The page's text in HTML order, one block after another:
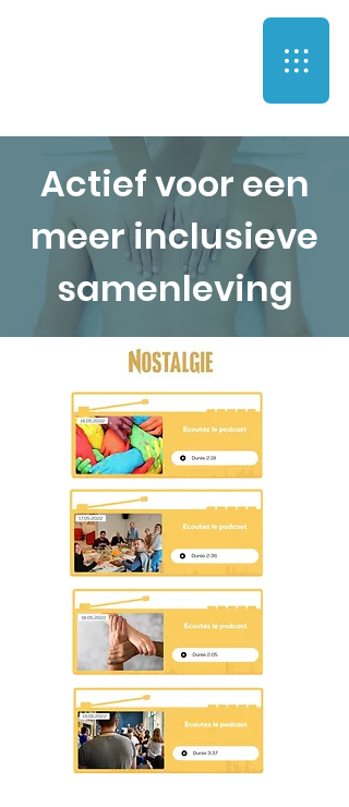
Actief voor een
meer inclusieve
samenleving